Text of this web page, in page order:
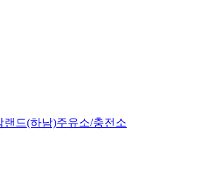
드(하남)주유소/충전소